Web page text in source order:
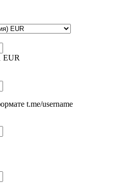
EUR
t.me/username